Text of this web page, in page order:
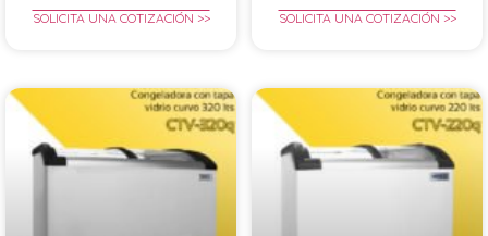
SOLICITA UNA COTIZACIÓN >> SOLICITA UNA COTIZACIÓN >>